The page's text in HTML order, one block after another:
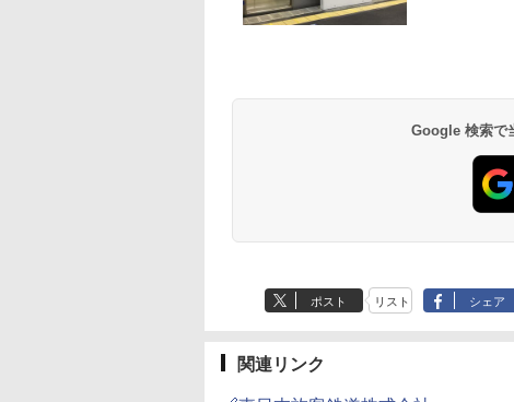
10,450円～
7,950円～Google 検索で
ポスト リスト シェア
関連リンク